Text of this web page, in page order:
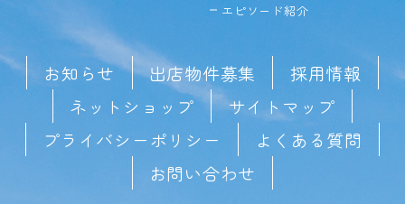
エピソード紹介
お知らせ 出店物件募集
採用情報
ネットショップ
サイトマップ
プライバシーポリシー
よくある質問
お問い合わせ